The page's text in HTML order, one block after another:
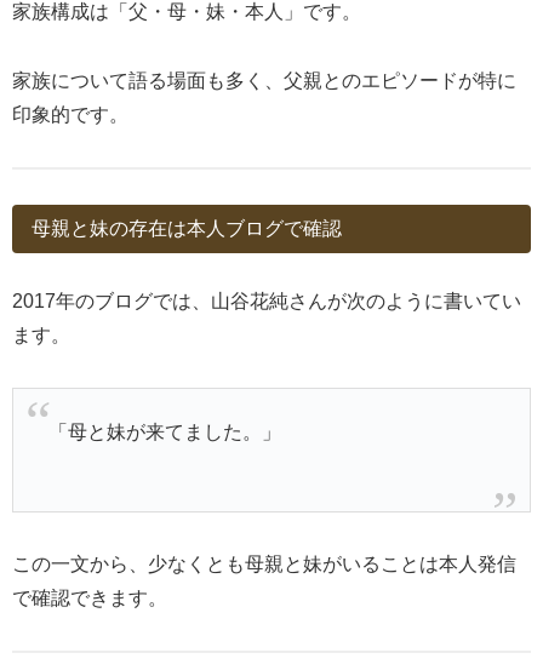
家族構成は「父・母・妹・本人」です。
家族について語る場面も多く、父親とのエピソードが特に
印象的です。
母親と妹の存在は本人ブログで確認
2017年のブログでは、山谷花純さんが次のように書いてい
ます。
「母と妹が来てました。」
この一文から、少なくとも母親と妹がいることは本人発信
で確認できます。